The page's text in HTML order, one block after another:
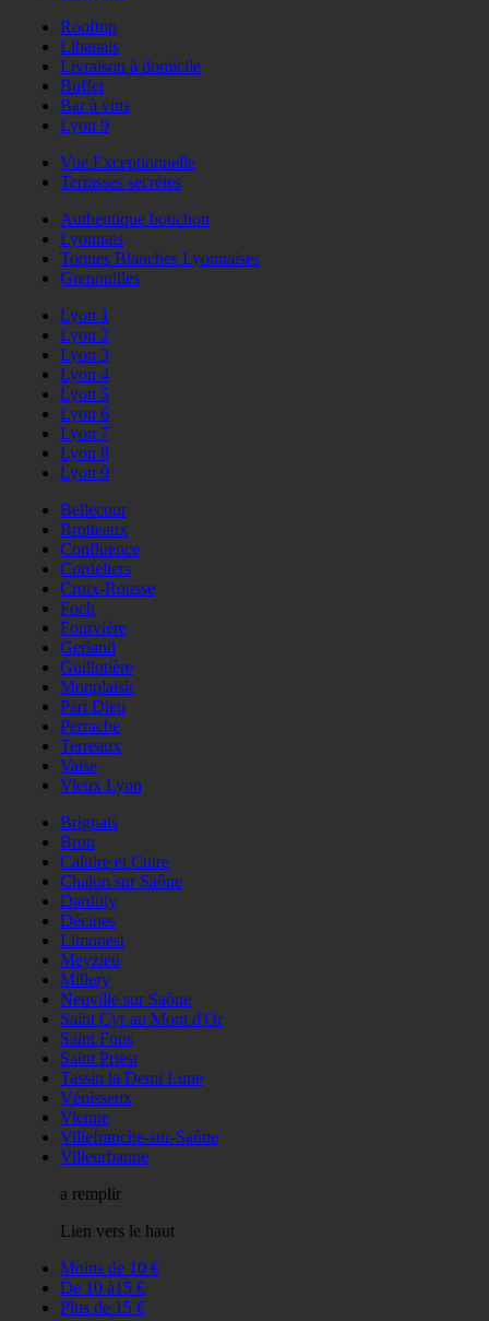
Rooftop
Libanais
Livraison à domicile
Buffet
Bar à vins
Lyon 9
Vue Exceptionnelle
Terrasses secrètes
Authentique bouchon
Lyonnais
Toques Blanches Lyonnaises
Grenouilles
Lyon 1
Lyon 2
Lyon 3
Lyon 4
Lyon 5
Lyon 6
Lyon 7
Lyon 8
Lyon 9
Bellecour
Brotteaux
Confluence
Cordeliers
Croix-Rousse
Foch
Fourvière
Gerland
Guillotière
Monplaisir
Part Dieu
Perrache
Terreaux
Vaise
Vieux Lyon
Brignais
Bron
Caluire et Cuire
Chalon sur Saône
Dardilly
Décines
Limonest
Meyzieu
Millery
Neuville sur Saône
Saint Cyr au Mont d'Or
Saint Fons
Saint Priest
Tassin la Demi Lune
Vénisseux
Vienne
Villefranche-sur-Saône
Villeurbanne
a remplir
Lien vers le haut
Moins de 10 €
De 10 à15 €
Plus de 15 €